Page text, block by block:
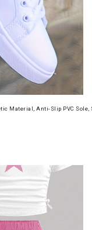
Material, Anti-Slip PVC